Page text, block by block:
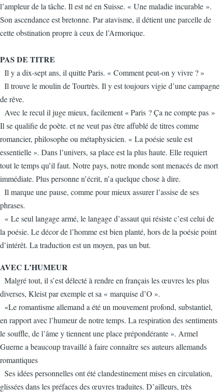
l’ampleur de la tâche. Il est né en Suisse. « Une maladie incurable ».
Son ascendance est bretonne. Par atavisme, il détient une parcelle de
cette obstination propre à ceux de l’Armorique.
PAS DE TITRE
Il y a dix-sept ans, il quitte Paris. « Comment peut-on y vivre ? »
Il trouve le moulin de Tourtrès. Il y est toujours vigie d’une campagne
de rêve.
Avec le recul il juge mieux, facilement « Paris ? Ça ne compte pas »
Il se qualifie de poète. et ne veut pas être affublé de titres comme
romancier, philosophe ou métaphysicien. « La poésie seule est
essentielle ». Dans l’univers, sa place est la plus haute. Elle requiert
tout le temps qu’il faut. Notre pays, notre monde sont menacés de mort
immédiate. Plus personne n’écrit, n’a quelque chose à dire.
Il marque une pause, comme pour mieux assurer l’assise de ses
phrases.
« Le seul langage armé, le langage d’assaut qui résiste c’est celui de
la poésie. Le décor de l’homme est bien planté, hors de la poésie point
d’intérêt. La traduction est un moyen, pas un but.
AVEC L’HUMEUR
Malgré tout, il s’est délecté à rendre en français les œuvres les plus
diverses, Kleist par exemple et sa « marquise d’O ».
«Le romantisme allemand a été un mouvement profond, substantiel,
en rapport avec l’humeur de notre temps. La respiration des sentiments
le souffle, de l’âme y tiennent une place prépondérante ». Armel
Guerne a beaucoup travaillé à faire connaître ses auteurs allemands
romantiques
Ses idées personnelles ont été clandestinement mises en circulation,
glissées dans les préfaces des œuvres traduites. D’ailleurs, très